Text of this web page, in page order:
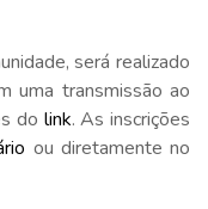
será realizado
uma transmissão ao
do link. As inscrições
ou diretamente no